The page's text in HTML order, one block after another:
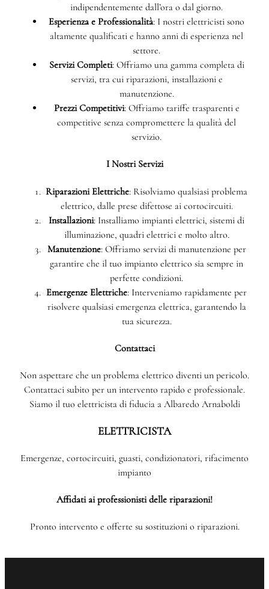
indipendentemente dall’ora o dal giorno.
Esperienza e Professionalità: I nostri elettricisti sono
altamente qualificati e hanno anni di esperienza nel
settore.
Servizi Completi: Offriamo una gamma completa di
servizi, tra cui riparazioni, installazioni e
manutenzione.
Prezzi Competitivi: Offriamo tariffe trasparenti e
competitive senza compromettere la qualità del
servizio.
I Nostri Servizi
Riparazioni Elettriche: Risolviamo qualsiasi problema
elettrico, dalle prese difettose ai cortocircuiti.
Installazioni: Installiamo impianti elettrici, sistemi di
illuminazione, quadri elettrici e molto altro.
Manutenzione: Offriamo servizi di manutenzione per
garantire che il tuo impianto elettrico sia sempre in
perfette condizioni.
Emergenze Elettriche: Interveniamo rapidamente per
risolvere qualsiasi emergenza elettrica, garantendo la
tua sicurezza.
Contattaci
Non aspettare che un problema elettrico diventi un pericolo.
Contattaci subito per un intervento rapido e professionale.
Siamo il tuo elettricista di fiducia a Albaredo Arnaboldi
ELETTRICISTA
Emergenze, cortocircuiti, guasti, condizionatori, rifacimento
impianto
Affidati ai professionisti delle riparazioni!
Pronto intervento e offerte su sostituzioni o riparazioni.